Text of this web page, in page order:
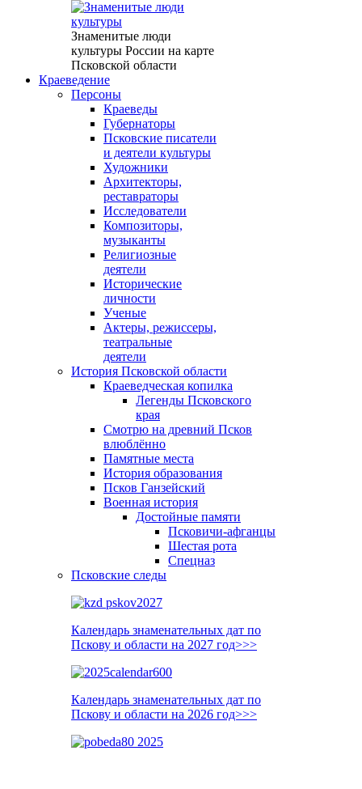
Знаменитые люди
культуры России на карте
Псковской области
Краеведение
Персоны
Краеведы
Губернаторы
Псковские писатели
и деятели культуры
Художники
Архитекторы,
реставраторы
Исследователи
Композиторы,
музыканты
Религиозные
деятели
Исторические
личности
Ученые
Актеры, режиссеры,
театральные
деятели
История Псковской области
Краеведческая копилка
Легенды Псковского
края
Смотрю на древний Псков
влюблённо
Памятные места
История образования
Псков Ганзейский
Военная история
Достойные памяти
Псковичи-афганцы
Шестая рота
Спецназ
Псковские следы
Календарь знаменательных дат по
Пскову и области на 2027 год>>>
Календарь знаменательных дат по
Пскову и области на 2026 год>>>